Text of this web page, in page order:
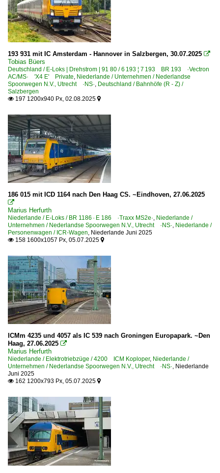
193 931 mit IC Amsterdam - Hannover in Salzbergen, 30.07.2025 
Tobias Büers
Deutschland / E-Loks | Drehstrom | 91 80 / 6 193 ¦ 7 193 BR 193 ·Vectron
AC/MS· 'X4 E' Private, Niederlande / Unternehmen / Nederlandse
Spoorwegen N.V., Utrecht ·NS·, Deutschland / Bahnhöfe (R - Z) /
Salzbergen
 197 1200x940 Px, 02.08.2025 
186 015 mit ICD 1164 nach Den Haag CS. ~Eindhoven, 27.06.2025

Marius Herfurth
Niederlande / E-Loks / BR 1186 · E 186 ·Traxx MS2e·, Niederlande /
Unternehmen / Nederlandse Spoorwegen N.V., Utrecht ·NS·, Niederlande /
Personenwagen / ICR-Wagen, Niederlande Juni 2025
 158 1600x1057 Px, 05.07.2025 
ICMm 4235 und 4057 als IC 539 nach Groningen Europapark. ~Den
Haag, 27.06.2025 
Marius Herfurth
Niederlande / Elektrotriebzüge / 4200 ICM Koploper, Niederlande /
Unternehmen / Nederlandse Spoorwegen N.V., Utrecht ·NS·, Niederlande
Juni 2025
 162 1200x793 Px, 05.07.2025 